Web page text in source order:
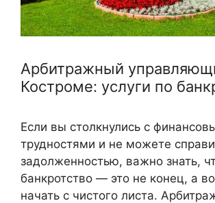
Арбитражный
Костроме: услуги по
Если вы столкнулись с
трудностями и не можете
задолженностью, важно знать,
банкротство — это не конец, а
начать с чистого листа.